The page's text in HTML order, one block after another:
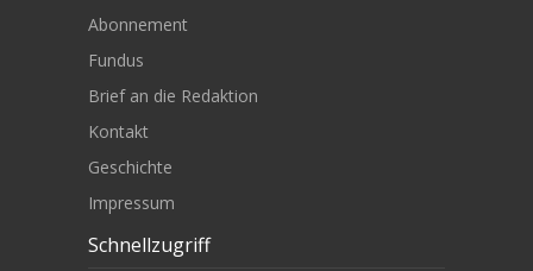
Abonnement
Fundus
Brief an die Redaktion
Kontakt
Geschichte
Impressum
Schnellzugriff